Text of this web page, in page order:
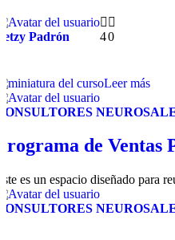
Padrón 40
Leer más
de Ventas
es un espacio diseñado para